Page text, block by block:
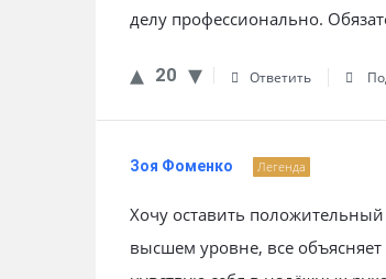
делу профессионально.
20 Ответить
Зоя Фоменко Легенда
Хочу оставить
высшем уровне, все